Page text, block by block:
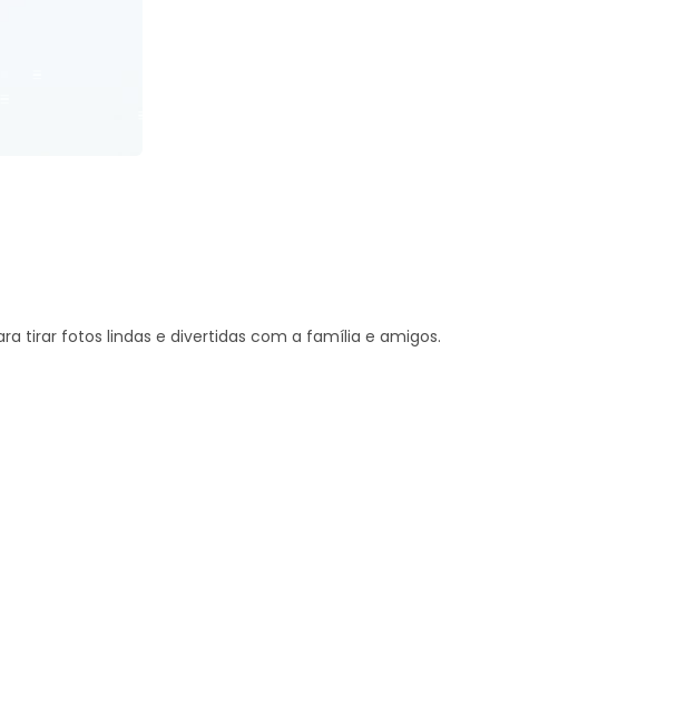
tirar fotos lindas e divertidas com a família e amigos.